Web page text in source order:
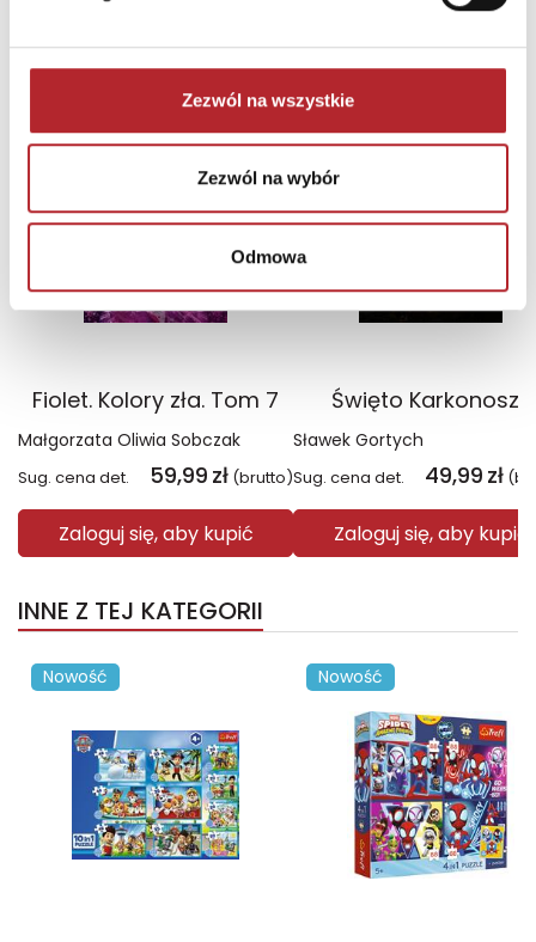
Zezwól na wszystkie
Zezwól na wybór
Odmowa
Fiolet. Kolory zła. Tom 7
Małgorzata Oliwia Sobczak
Sug. cena det. 59,99 zł (brutto)
Zaloguj się, aby kupić
TOP 100
Święto Karkonoszy
Sławek Gortych
Sug. cena det. 49,99 zł
Zaloguj się, aby kupić
INNE Z TEJ KATEGORII
Nowość Nowość